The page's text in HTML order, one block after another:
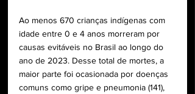
Ao menos 670 crianças indígenas com
idade entre 0 e 4 anos morreram por
causas evitáveis no Brasil ao longo do
ano de 2023. Desse total de mortes, a
maior parte foi ocasionada por doenças
comuns como gripe e pneumonia (141),